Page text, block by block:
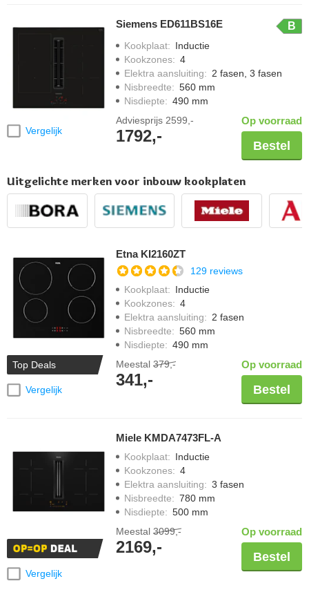
Vergelijk
Siemens ED611BS16E B
Kookplaat: Inductie
Kookzones: 4
Elektra aansluiting: 2 fasen, 3 fasen
Nisbreedte: 560 mm
Nisdiepte: 490 mm
Adviesprijs 2599,-
1792,-
Op voorraad
Bestel
Uitgelichte merken voor inbouw kookplaten
Top Deals
Vergelijk
Etna KI2160ZT
129 reviews
Kookplaat: Inductie
Kookzones: 4
Elektra aansluiting: 2 fasen
Nisbreedte: 560 mm
Nisdiepte: 490 mm
Meestal 379,-
341,-
Op voorraad
Bestel
Vergelijk
Miele KMDA7473FL-A
Kookplaat: Inductie
Kookzones: 4
Elektra aansluiting: 3 fasen
Nisbreedte: 780 mm
Nisdiepte: 500 mm
Meestal 3099,-
2169,-
Op voorraad
Bestel